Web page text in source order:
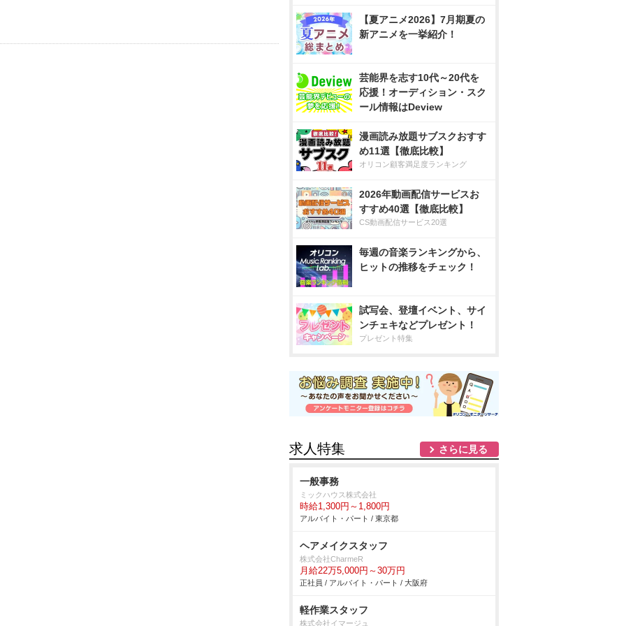
【夏アニメ2026】7月期夏の
新アニメを一挙紹介！
芸能界を志す10代～20代を
応援！オーディション・スク
ール情報はDeview
漫画読み放題サブスクおすす
め11選【徹底比較】
オリコン顧客満足度ランキング
2026年動画配信サービスお
すすめ40選【徹底比較】
CS動画配信サービス20選
毎週の音楽ランキングから、
ヒットの推移をチェック！
試写会、登壇イベント、サイ
ンチェキなどプレゼント！
プレゼント特集
求人特集 さらに見る
一般事務
ミックハウス株式会社
時給1,300円～1,800円
アルバイト・パート / 東京都
ヘアメイクスタッフ
株式会社CharmeR
月給22万5,000円～30万円
正社員 / アルバイト・パート / 大阪府
軽作業スタッフ
株式会社イマージュ